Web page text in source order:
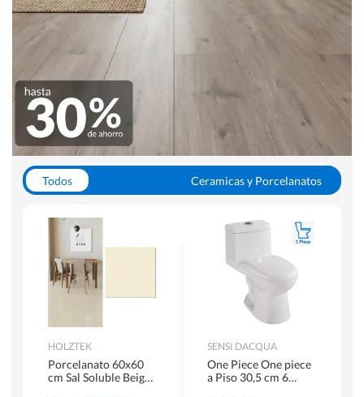
Todos
Ceramicas y Porcelanatos
WC y Sanitarios
Pisos Flotantes y Laminados
Pinturas
HOLZTEK
Porcelanato 60x60
cm Sal Soluble Beige
SENSI DACQUA
One Piece One piece
a Piso 30,5 cm 6